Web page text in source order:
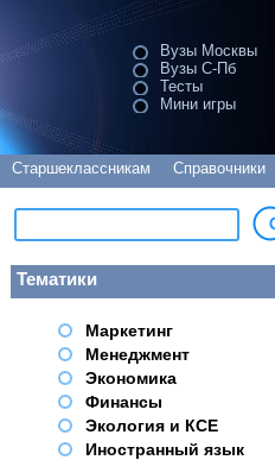
Вузы Москвы
Вузы С-Пб
Тесты
Мини игры
Старшеклассникам Справочники
Тематики
Маркетинг
Менеджмент
Экономика
Финансы
Экология и КСЕ
Иностранный язык